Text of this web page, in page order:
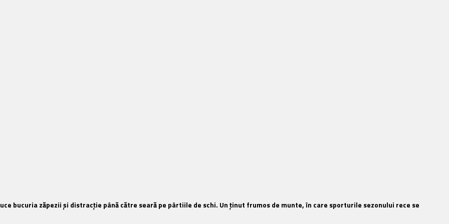
bucuria zăpezii şi distracţie până către seară pe pârtiile de schi. Un ţinut frumos de munte, în care sporturile sezonului rece se